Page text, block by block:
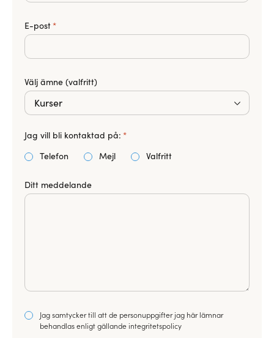
E-post*
Välj ämne (valfritt)
Jag vill bli kontaktad på: *
Telefon Mejl Valfritt
Ditt meddelande
ConsentJag samtycker till att de personuppgifter jag här lämnar
behandlas enligt gällande integritetspolicy